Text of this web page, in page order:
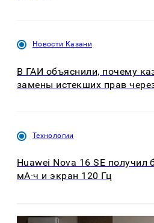
Новости Казани
В ГАИ объяснили, почему
замены истекших прав
Технологии
Huawei Nova 16 SE получил
мА·ч и экран 120 Гц